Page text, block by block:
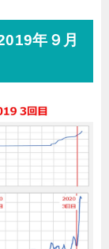
年９月